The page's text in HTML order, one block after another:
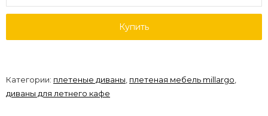
Купить
Категории: плетеные диваны плетеная мебель millargo
диваны для летнего кафе